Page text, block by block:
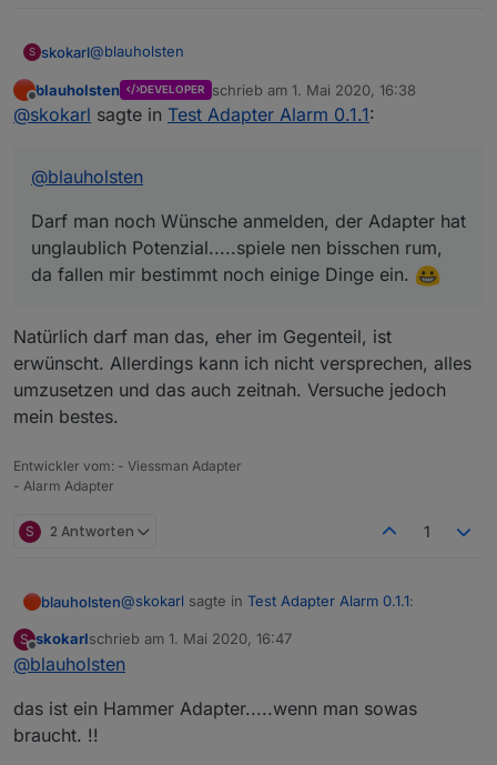
S skokarl@blauholsten
Darf man noch Wünsche anmelden, der Adapter hat
unglaublich Potenzial.....spiele nen bisschen rum,
Offline
blauholsten DEVELOPER schrieb am 1. Mai 2020, 16:38
zuletzt editiert von
@skokarl sagte in Test Adapter Alarm 0.1.1:
@blauholsten
Darf man noch Wünsche anmelden, der Adapter hat
unglaublich Potenzial.....spiele nen bisschen rum,
da fallen mir bestimmt noch einige Dinge ein.
Natürlich darf man das, eher im Gegenteil, ist
erwünscht. Allerdings kann ich nicht versprechen, alles
umzusetzen und das auch zeitnah. Versuche jedoch
mein bestes.
Entwickler vom: - Viessman Adapter
- Alarm Adapter
S 2 Antworten 1
blauholsten@skokarl sagte in Test Adapter Alarm 0.1.1:
Darf man noch Wünsche anmelden, der
Adapter hat unglaublich Potenzial.....spiele
Natürlich darf man das, eher im Gegenteil, ist
erwünscht. Allerdings kann ich nicht versprechen,
S
Offline
skokarlschrieb am 1. Mai 2020, 16:47
zuletzt editiert von
@blauholsten
das ist ein Hammer Adapter.....wenn man sowas
braucht. !!